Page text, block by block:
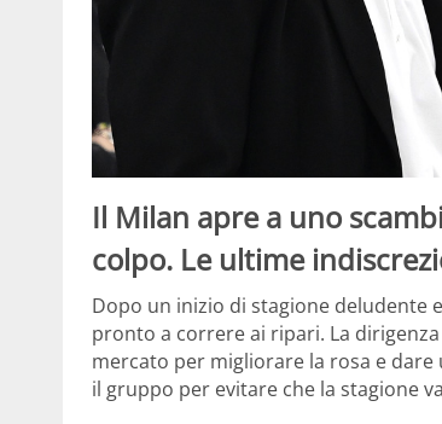
Il Milan apre a uno
colpo. Le ultime
Dopo un inizio di stagione deludente
pronto a correre ai ripari. La
mercato per migliorare la rosa e
il gruppo per evitare che la stagione